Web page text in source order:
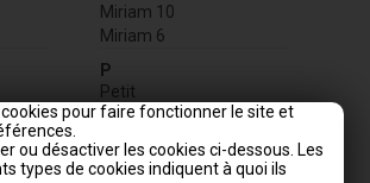
pour faire fonctionner le site et
ou désactiver les cookies ci-dessous. Les
types de cookies indiquent à quoi ils
Miriam 10
Miriam 6
P
Petit
S
SAB105ABKA